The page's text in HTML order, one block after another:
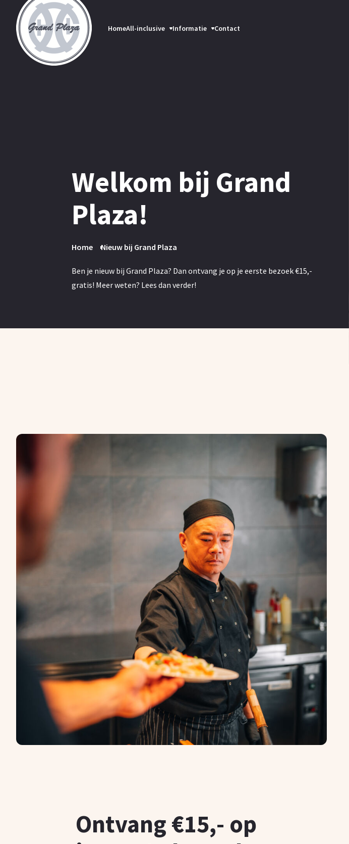
HomeAll-inclusive Informatie Contact
Welkom bij Grand
Plaza!
Home Nieuw bij Grand Plaza
Ben je nieuw bij Grand Plaza? Dan ontvang je op je eerste bezoek €15,-
gratis! Meer weten? Lees dan verder!
Ontvang €15,- op